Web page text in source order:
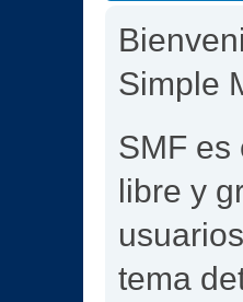
Simple
SMF es
libre y
tema